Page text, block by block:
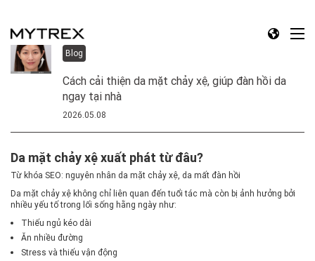
Blog
Cách cải thiện da mặt chảy xệ, giúp đàn hồi da
ngay tại nhà
2026.05.08
Da mặt chảy xệ xuất phát từ đâu?
Từ khóa SEO: nguyên nhân da mặt chảy xệ, da mất đàn hồi
Da mặt chảy xệ không chỉ liên quan đến tuổi tác mà còn bị ảnh hưởng bởi
nhiều yếu tố trong lối sống hằng ngày như:
Thiếu ngủ kéo dài
Ăn nhiều đường
Stress và thiếu vận động